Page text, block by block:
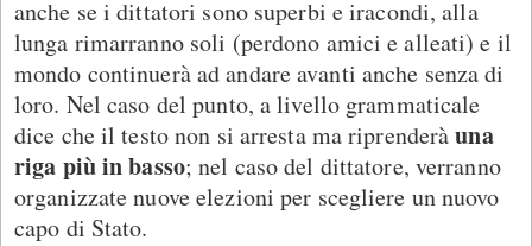
anche se i dittatori sono superbi e iracondi, alla
lunga rimarranno soli (perdono amici e alleati) e il
mondo continuerà ad andare avanti anche senza di
loro. Nel caso del punto, a livello grammaticale
dice che il testo non si arresta ma riprenderàuna
riga più in basso; nel caso del dittatore, verranno
organizzate nuove elezioni per scegliere un nuovo
capo di Stato.